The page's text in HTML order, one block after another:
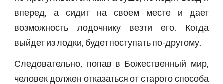
вперед, а сидит на своем месте и дает
возможность лодочнику везти его. Когда
выйдет из лодки, будет поступать по-другому.
Следовательно, попав в Божественный мир,
человек должен отказаться от старого способа